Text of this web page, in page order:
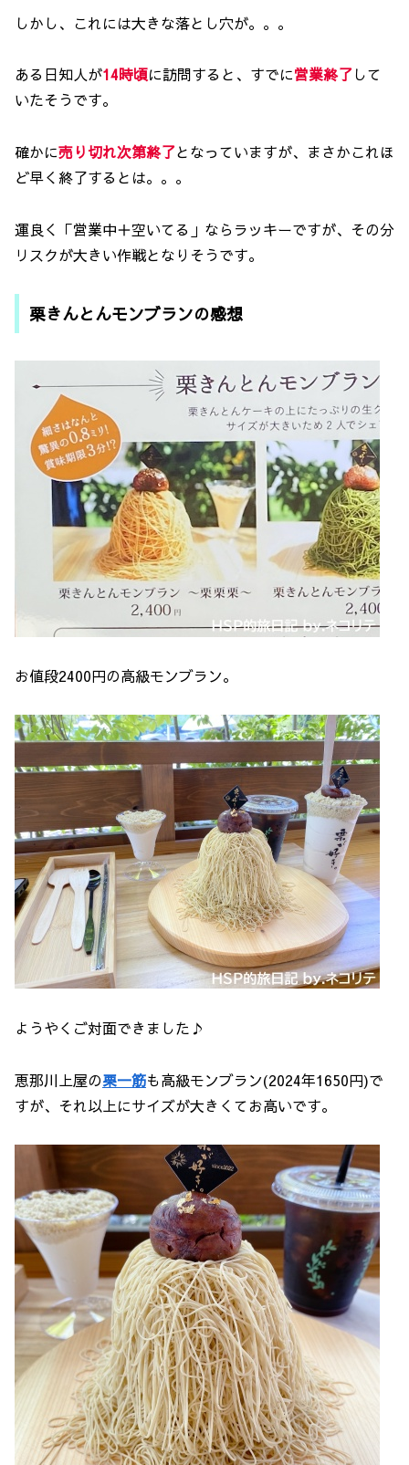
しかし、これには大きな落とし穴が。。。
ある日知人が14時頃に訪問すると、すでに営業終了して
いたそうです。
確かに売り切れ次第終了となっていますが、まさかこれほ
ど早く終了するとは。。。
運良く「営業中＋空いてる」ならラッキーですが、その分
リスクが大きい作戦となりそうです。
栗きんとんモンブランの感想
お値段2400円の高級モンブラン。
ようやくご対面できました♪
恵那川上屋の栗一筋も高級モンブラン(2024年1650円)で
すが、それ以上にサイズが大きくてお高いです。